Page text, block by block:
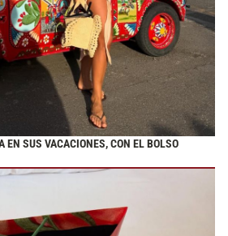
EN SUS VACACIONES, CON EL BOLSO